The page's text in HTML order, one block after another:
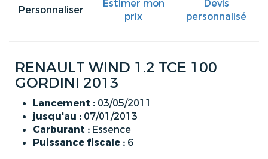
Personnaliser
Estimer mon
prix
Devis
personnalisé
RENAULT WIND 1.2 TCE 100
GORDINI 2013
Lancement : 03/05/2011
jusqu'au : 07/01/2013
Carburant : Essence
Puissance fiscale : 6